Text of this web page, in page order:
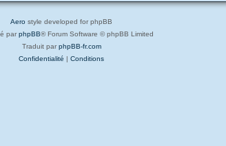
Aero style developed for phpBB
par phpBB® Forum Software © phpBB Limited
Traduit par phpBB-fr.com
Confidentialité | Conditions